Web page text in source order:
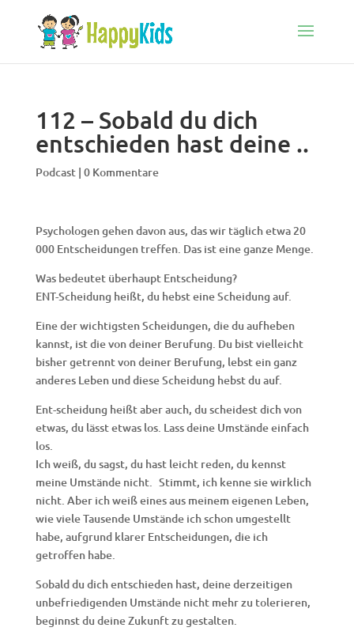
112 – Sobald du dich
entschieden hast deine ..
Podcast| 0 Kommentare
Psychologen gehen davon aus, das wir täglich etwa 20
000 Entscheidungen treffen. Das ist eine ganze Menge.
Was bedeutet überhaupt Entscheidung?
ENT-Scheidung heißt, du hebst eine Scheidung auf.
Eine der wichtigsten Scheidungen, die du aufheben
kannst, ist die von deiner Berufung. Du bist vielleicht
bisher getrennt von deiner Berufung, lebst ein ganz
anderes Leben und diese Scheidung hebst du auf.
Ent-scheidung heißt aber auch, du scheidest dich von
etwas, du lässt etwas los. Lass deine Umstände einfach
los.
Ich weiß, du sagst, du hast leicht reden, du kennst
meine Umstände nicht. Stimmt, ich kenne sie wirklich
nicht. Aber ich weiß eines aus meinem eigenen Leben,
wie viele Tausende Umstände ich schon umgestellt
habe, aufgrund klarer Entscheidungen, die ich
getroffen habe.
Sobald du dich entschieden hast, deine derzeitigen
unbefriedigenden Umstände nicht mehr zu tolerieren,
beginnst du deine Zukunft zu gestalten.